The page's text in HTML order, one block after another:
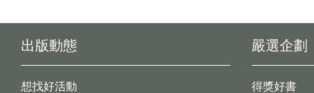
出版動態
想找好活動
嚴選企劃
得獎好書